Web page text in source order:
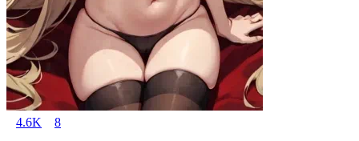
4.6K 8